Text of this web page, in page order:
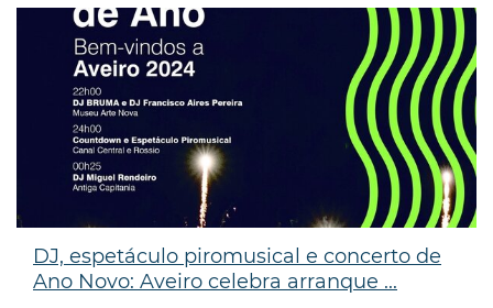
DJ, espetáculo piromusical e concerto de
Ano Novo: Aveiro celebra arranque ...